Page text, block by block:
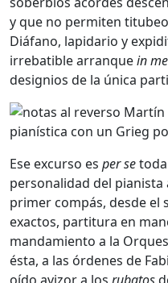
y que no permiten
Diáfano, lapidario y
irrebatible arranquein
designios de la única
Ese excurso es per se
personalidad del
primer compás, desde el
exactos, partitura en
mandamiento a la
ésta, a las órdenes de